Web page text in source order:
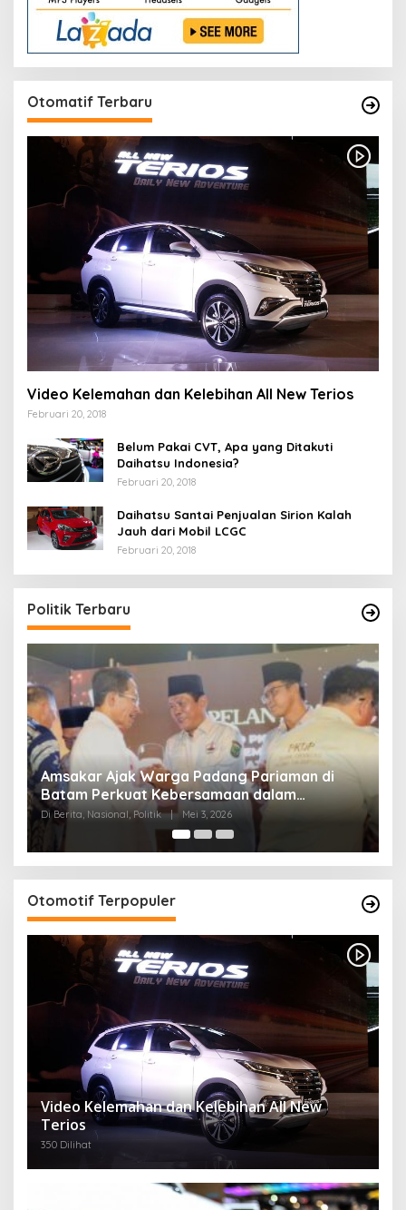
Otomatif Terbaru
Video Kelemahan dan Kelebihan All New Terios
Februari 20, 2018
Belum Pakai CVT, Apa yang Ditakuti
Daihatsu Indonesia?
Februari 20, 2018
Daihatsu Santai Penjualan Sirion Kalah
Jauh dari Mobil LCGC
Februari 20, 2018
Politik Terbaru
Ini Dia Hubungan Partai Garuda dengan
Gerindra
Di Berita, Politik Februari 19, 2018
Otomotif Terpopuler
Video Kelemahan dan Kelebihan All New
Terios
350 Dilihat